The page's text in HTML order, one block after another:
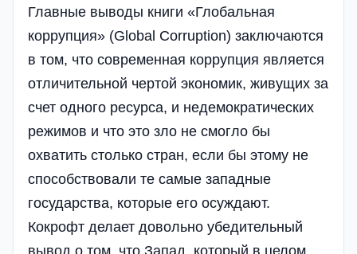
Главные выводы книги «Глобальная
коррупция» (Global Corruption) заключаются
в том, что современная коррупция является
отличительной чертой экономик, живущих за
счет одного ресурса, и недемократических
режимов и что это зло не смогло бы
охватить столько стран, если бы этому не
способствовали те самые западные
государства, которые его осуждают.
Кокрофт делает довольно убедительный